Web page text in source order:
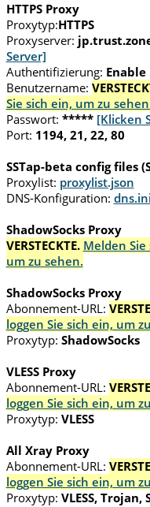
HTTPS Proxy
Proxytyp:HTTPS
Proxyserver:
Server]
Authentifizierung: Enable
Benutzername:
Sie sich ein, um zu
Passwort: ***** [Klicken
Port: 1194, 21, 22, 80
SSTap-beta config files
Proxylist: proxylist.json
DNS-Konfiguration: dns.ini
ShadowSocks Proxy
VERSTECKTE. Melden Sie
um zu sehen.
ShadowSocks Proxy
Abonnement-URL:
loggen Sie sich ein, um
Proxytyp: ShadowSocks
VLESS Proxy
Abonnement-URL:
loggen Sie sich ein, um
Proxytyp: VLESS
All Xray Proxy
Abonnement-URL:
loggen Sie sich ein, um
Proxytyp: VLESS, Trojan,